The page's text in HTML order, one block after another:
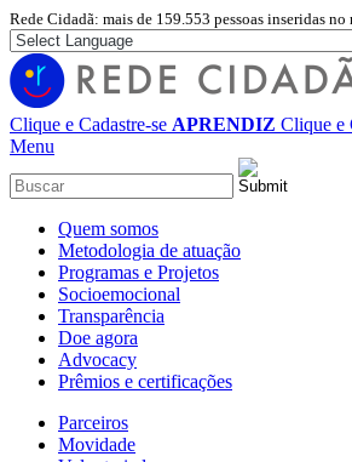
Rede Cidadã: mais de 159.553 pessoas inseridas
Clique e Cadastre-se APRENDIZ Clique e
Menu
Quem somos
Metodologia de atuação
Programas e Projetos
Socioemocional
Transparência
Doe agora
Advocacy
Prêmios e certificações
Parceiros
Movidade